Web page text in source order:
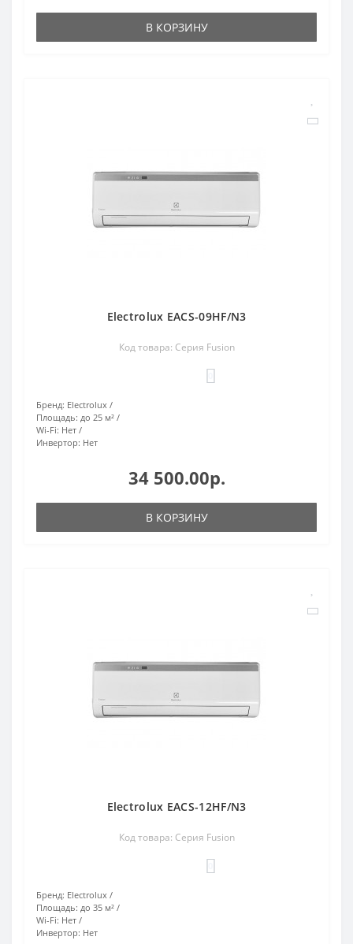
В КОРЗИНУ
Electrolux EACS-09HF/N3
Код товара: Серия Fusion
Бренд: Electrolux
Площадь: до 25 м²
Wi-Fi: Нет
Инвертор: Нет
34 500.00р.
В КОРЗИНУ
Electrolux EACS-12HF/N3
Код товара: Серия Fusion
Бренд: Electrolux
Площадь: до 35 м²
Wi-Fi: Нет
Инвертор: Нет